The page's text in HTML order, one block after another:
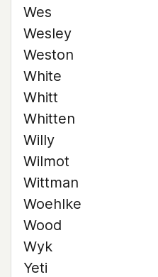
Wes
Wesley
Weston
White
Whitt
Whitten
Willy
Wilmot
Wittman
Woehlke
Wood
Wyk
Yeti